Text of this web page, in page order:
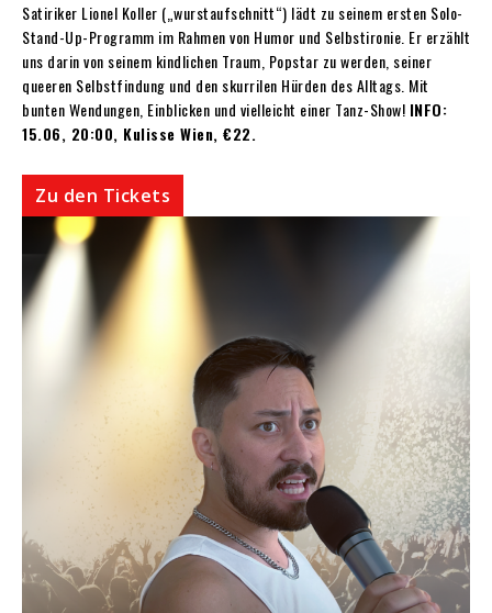
Satiriker Lionel Koller („wurstaufschnitt“) lädt zu seinem ersten Solo-
Stand-Up-Programm im Rahmen von Humor und Selbstironie. Er erzählt
uns darin von seinem kindlichen Traum, Popstar zu werden, seiner
queeren Selbstfindung und den skurrilen Hürden des Alltags. Mit
bunten Wendungen, Einblicken und vielleicht einer Tanz-Show! INFO:
15.06, 20:00, Kulisse Wien, €22.
Zu den Tickets